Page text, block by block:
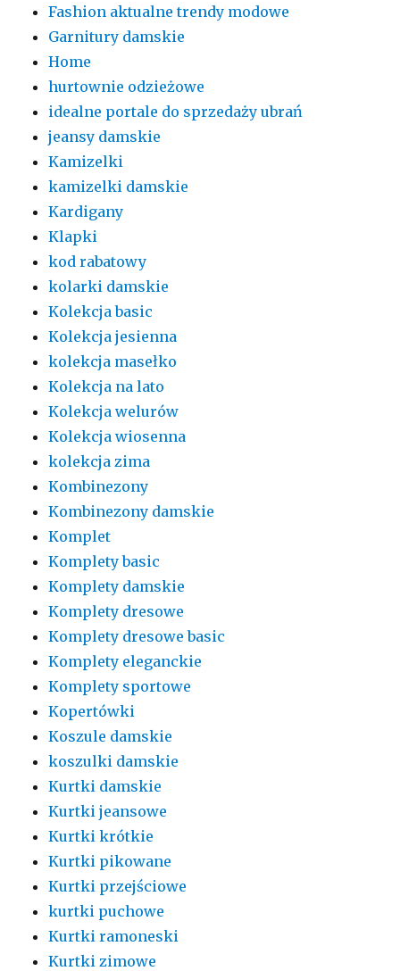
Fashion aktualne trendy modowe
Garnitury damskie
Home
hurtownie odzieżowe
idealne portale do sprzedaży ubrań
jeansy damskie
Kamizelki
kamizelki damskie
Kardigany
Klapki
kod rabatowy
kolarki damskie
Kolekcja basic
Kolekcja jesienna
kolekcja masełko
Kolekcja na lato
Kolekcja welurów
Kolekcja wiosenna
kolekcja zima
Kombinezony
Kombinezony damskie
Komplet
Komplety basic
Komplety damskie
Komplety dresowe
Komplety dresowe basic
Komplety eleganckie
Komplety sportowe
Kopertówki
Koszule damskie
koszulki damskie
Kurtki damskie
Kurtki jeansowe
Kurtki krótkie
Kurtki pikowane
Kurtki przejściowe
kurtki puchowe
Kurtki ramoneski
Kurtki zimowe